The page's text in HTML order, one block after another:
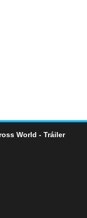
World - Tráiler